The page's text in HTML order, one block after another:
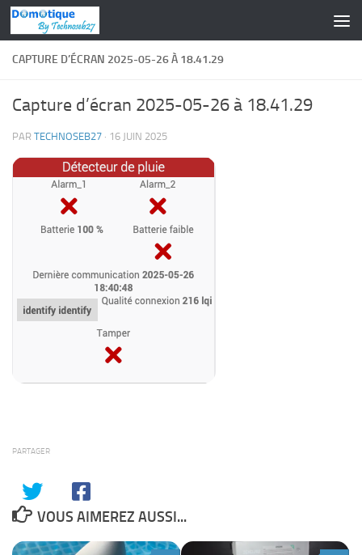
Skip to content
CAPTURE D’ÉCRAN 2025-05-26 À 18.41.29
Capture d’écran 2025-05-26 à 18.41.29
PAR TECHNOSEB27 · 16 JUIN 2025
PARTAGER
VOUS AIMEREZ AUSSI...